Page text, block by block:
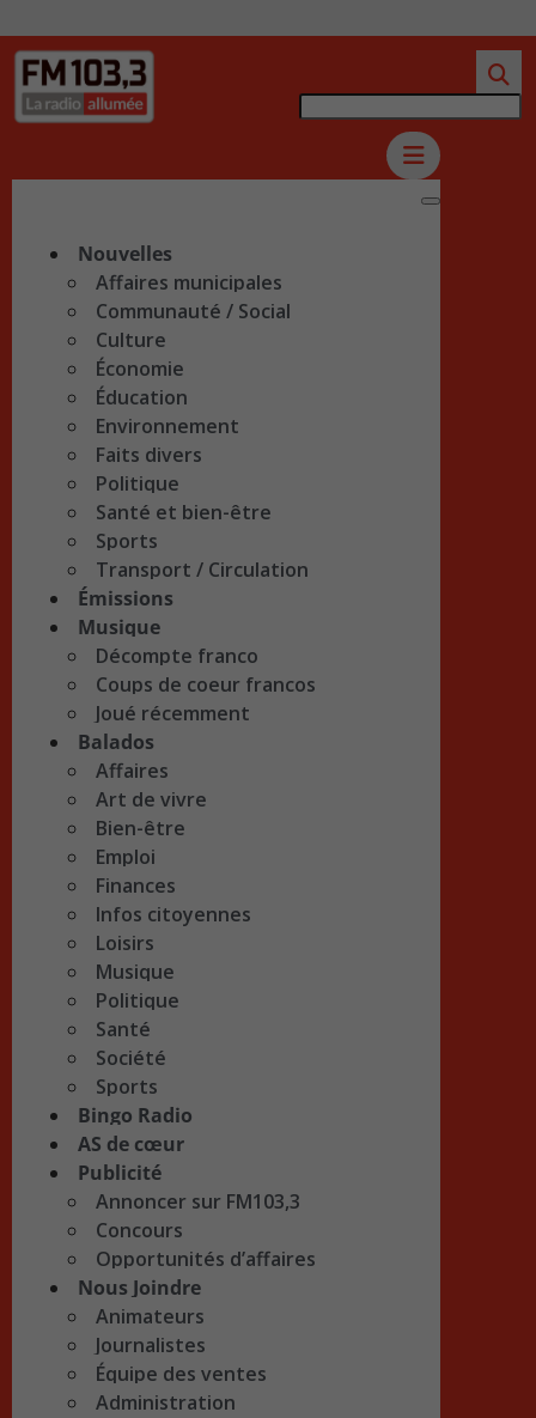
Nouvelles
Affaires municipales
Communauté / Social
Culture
Économie
Éducation
Environnement
Faits divers
Politique
Santé et bien-être
Sports
Transport / Circulation
Émissions
Musique
Décompte franco
Coups de coeur francos
Joué récemment
Balados
Affaires
Art de vivre
Bien-être
Emploi
Finances
Infos citoyennes
Loisirs
Musique
Politique
Santé
Société
Sports
Bingo Radio
AS de cœur
Publicité
Annoncer sur FM103,3
Concours
Opportunités d’affaires
Nous Joindre
Animateurs
Journalistes
Équipe des ventes
Administration